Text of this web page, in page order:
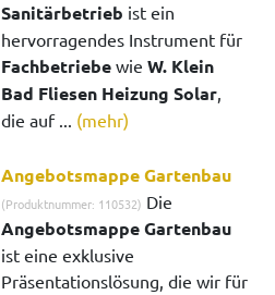
Sanitärbetrieb ist ein
hervorragendes Instrument für
Fachbetriebe wieW. Klein
Bad Fliesen Heizung Solar,
die auf ... (mehr)
Angebotsmappe Gartenbau
(Produktnummer: 110532) Die
Angebotsmappe Gartenbau
ist eine exklusive
Präsentationslösung, die wir für